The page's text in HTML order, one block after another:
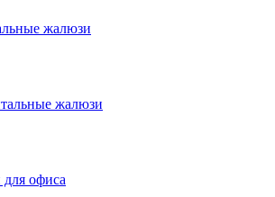
жалюзи
жалюзи
офиса